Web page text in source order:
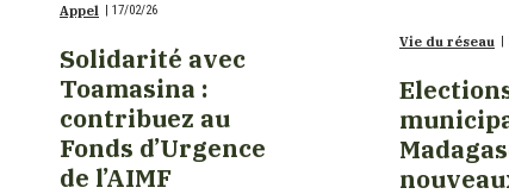
Canada
Canada/Nouveau-
Brunswick
Appel | 17/02/26
Solidarité avec
Toamasina :
contribuez au
Fonds d’Urgence
de l’AIMF
Vie du réseau |